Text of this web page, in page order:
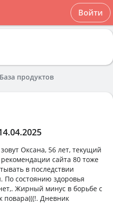
Войти
База продуктов
Оксана, 56 лет, текущий
сайта 80 тоже
в последствии
По состоянию здоровья
Жирный минус в борьбе с
Дневник